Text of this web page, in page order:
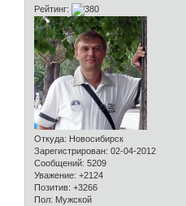
Рейтинг:
Откуда: Новосибирск
Зарегистрирован: 02-04-2012
Сообщений: 5209
Уважение: +2124
Позитив: +3266
Пол: Мужской